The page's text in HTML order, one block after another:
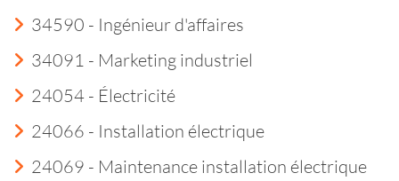
34590 - Ingénieur d'affaires
34091 - Marketing industriel
24054 - Électricité
24066 - Installation électrique
24069 - Maintenance installation électrique